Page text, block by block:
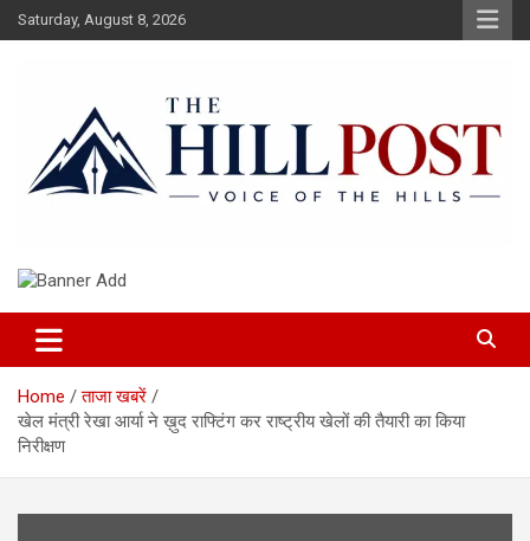
Skip
to
Saturday, August 8, 2026
The Hillpost
Home
ताजा खबरें
खेल मंत्री रेखा आर्या ने ख़ुद राफ्टिंग कर राष्ट्रीय खेलों की तैयारी का किया
निरीक्षण